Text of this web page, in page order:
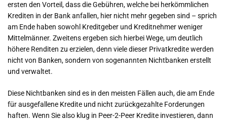
ersten den Vorteil, dass die Gebühren, welche bei herkömmlichen
Krediten in der Bank anfallen, hier nicht mehr gegeben sind – sprich
am Ende haben sowohl Kreditgeber und Kreditnehmer weniger
Mittelmänner. Zweitens ergeben sich hierbei Wege, um deutlich
höhere Renditen zu erzielen, denn viele dieser Privatkredite werden
nicht von Banken, sondern von sogenannten Nichtbanken erstellt
und verwaltet.
Diese Nichtbanken sind es in den meisten Fällen auch, die am Ende
für ausgefallene Kredite und nicht zurückgezahlte Forderungen
haften. Wenn Sie also klug in Peer-2-Peer Kredite investieren, dann